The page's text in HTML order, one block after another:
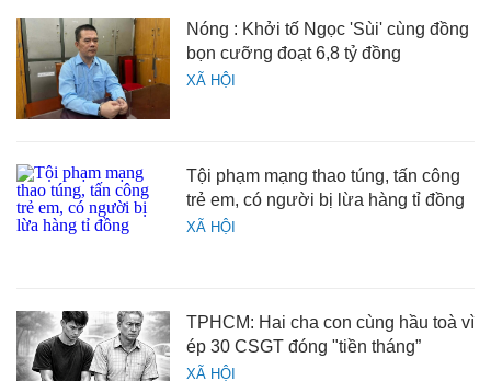
XÃ HỘI
Nóng : Khởi tố Ngọc 'Sùi' cùng đồng
bọn cưỡng đoạt 6,8 tỷ đồng
XÃ HỘI
Tội phạm mạng thao túng, tấn công
trẻ em, có người bị lừa hàng tỉ đồng
XÃ HỘI
TPHCM: Hai cha con cùng hầu toà vì
ép 30 CSGT đóng "tiền tháng”